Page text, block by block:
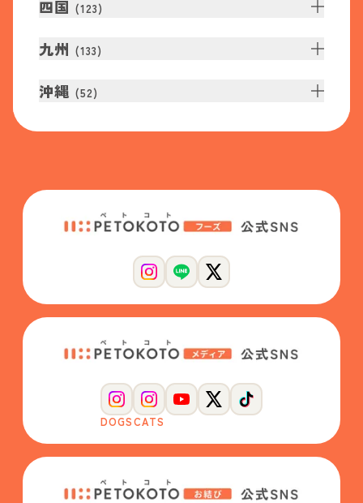
四国 (123)
九州 (133)
沖縄 (52)
DOGSCATS